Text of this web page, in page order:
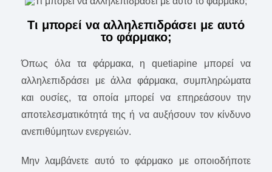
Τι μπορεί να αλληλεπιδράσει με αυτό
το φάρμακο;
Όπως όλα τα φάρμακα, η quetiapine μπορεί να
αλληλεπιδράσει με άλλα φάρμακα, συμπληρώματα
και ουσίες, τα οποία μπορεί να επηρεάσουν την
αποτελεσματικότητά της ή να αυξήσουν τον κίνδυνο
ανεπιθύμητων ενεργειών.
Μην λαμβάνετε αυτό το φάρμακο με οποιοδήποτε